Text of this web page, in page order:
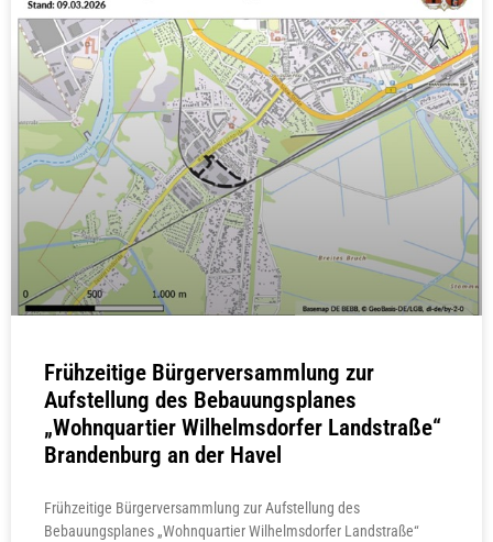
Frühzeitige Bürgerversammlung zur
Aufstellung des Bebauungsplanes
„Wohnquartier Wilhelmsdorfer Landstraße“
Brandenburg an der Havel
Frühzeitige Bürgerversammlung zur Aufstellung des
Bebauungsplanes „Wohnquartier Wilhelmsdorfer Landstraße“